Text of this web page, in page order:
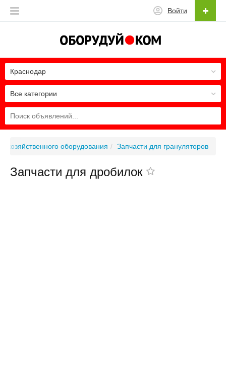
Войти
Все категории
Краснодар
оборудования Запчасти для грануляторов
Запчасти для дробилок